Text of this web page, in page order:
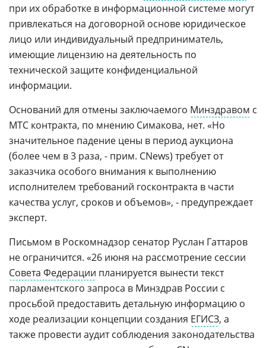
при их обработке в информационной системе могут
привлекаться на договорной основе юридическое
лицо или индивидуальный предприниматель,
имеющие лицензию на деятельность по
технической защите конфиденциальной
информации.
Оснований для отмены заключаемого Минздравом с
МТС контракта, по мнению Симакова, нет. «Но
значительное падение цены в период аукциона
(более чем в 3 раза, - прим. CNews) требует от
заказчика особого внимания к выполнению
исполнителем требований госконтракта в части
качества услуг, сроков и объемов», - предупреждает
эксперт.
Письмом в Роскомнадзор сенатор Руслан Гаттаров
не ограничится. «26 июня на рассмотрение сессии
Совета Федерации планируется вынести текст
парламентского запроса в Минздрав России с
просьбой предоставить детальную информацию о
ходе реализации концепции создания ЕГИСЗ, а
также провести аудит соблюдения законодательства